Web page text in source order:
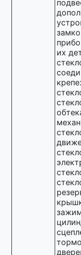
их